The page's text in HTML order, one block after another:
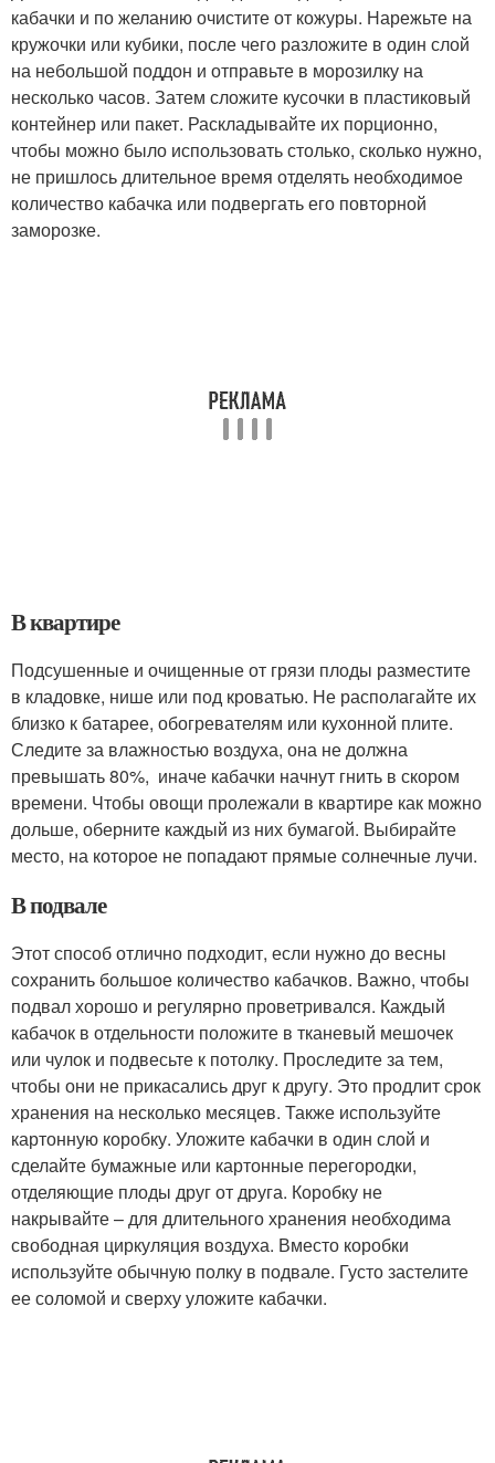
кабачки и по желанию очистите от кожуры. Нарежьте на
кружочки или кубики, после чего разложите в один слой
на небольшой поддон и отправьте в морозилку на
несколько часов. Затем сложите кусочки в пластиковый
контейнер или пакет. Раскладывайте их порционно,
чтобы можно было использовать столько, сколько нужно,
не пришлось длительное время отделять необходимое
количество кабачка или подвергать его повторной
заморозке.
В квартире
Подсушенные и очищенные от грязи плоды разместите
в кладовке, нише или под кроватью. Не располагайте их
близко к батарее, обогревателям или кухонной плите.
Следите за влажностью воздуха, она не должна
превышать 80%, иначе кабачки начнут гнить в скором
времени. Чтобы овощи пролежали в квартире как можно
дольше, оберните каждый из них бумагой. Выбирайте
место, на которое не попадают прямые солнечные лучи.
В подвале
Этот способ отлично подходит, если нужно до весны
сохранить большое количество кабачков. Важно, чтобы
подвал хорошо и регулярно проветривался. Каждый
кабачок в отдельности положите в тканевый мешочек
или чулок и подвесьте к потолку. Проследите за тем,
чтобы они не прикасались друг к другу. Это продлит срок
хранения на несколько месяцев. Также используйте
картонную коробку. Уложите кабачки в один слой и
сделайте бумажные или картонные перегородки,
отделяющие плоды друг от друга. Коробку не
накрывайте – для длительного хранения необходима
свободная циркуляция воздуха. Вместо коробки
используйте обычную полку в подвале. Густо застелите
ее соломой и сверху уложите кабачки.